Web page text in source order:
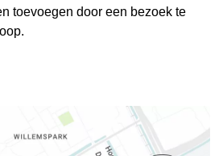
toevoegen door een bezoek te